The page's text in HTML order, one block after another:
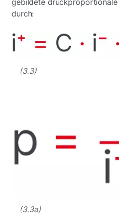
gebildete
durch:
(3.3)
(3.3a)